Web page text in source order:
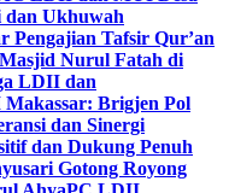
dan Ukhuwah
Pengajian Tafsir Qur’an
Nurul Fatah di
LDII dan
Brigjen Pol
dan Sinergi
dan Dukung Penuh
Gotong Royong